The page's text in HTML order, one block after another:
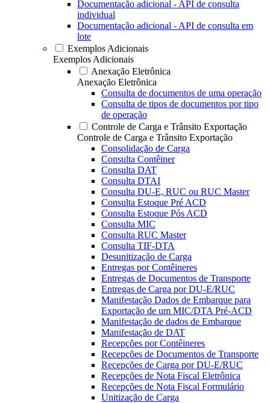
Documentação adicional - API de consulta
individual
Documentação adicional - API de consulta em
lote
Exemplos Adicionais
Exemplos Adicionais
Anexação Eletrônica
Anexação Eletrônica
Consulta de documentos de uma operação
Consulta de tipos de documentos por tipo
de operação
Controle de Carga e Trânsito Exportação
Controle de Carga e Trânsito Exportação
Consolidação de Carga
Consulta Contêiner
Consulta DAT
Consulta DTAI
Consulta DU-E, RUC ou RUC Master
Consulta Estoque Pré ACD
Consulta Estoque Pós ACD
Consulta MIC
Consulta RUC Master
Consulta TIF-DTA
Desunitização de Carga
Entregas por Contêineres
Entregas de Documentos de Transporte
Entregas de Carga por DU-E/RUC
Manifestação Dados de Embarque para
Exportação de um MIC/DTA Pré-ACD
Manifestação de dados de Embarque
Manifestação de DAT
Recepções por Contêineres
Recepções de Documentos de Transporte
Recepções de Carga por DU-E/RUC
Recepções de Nota Fiscal Eletrônica
Recepções de Nota Fiscal Formulário
Unitização de Carga